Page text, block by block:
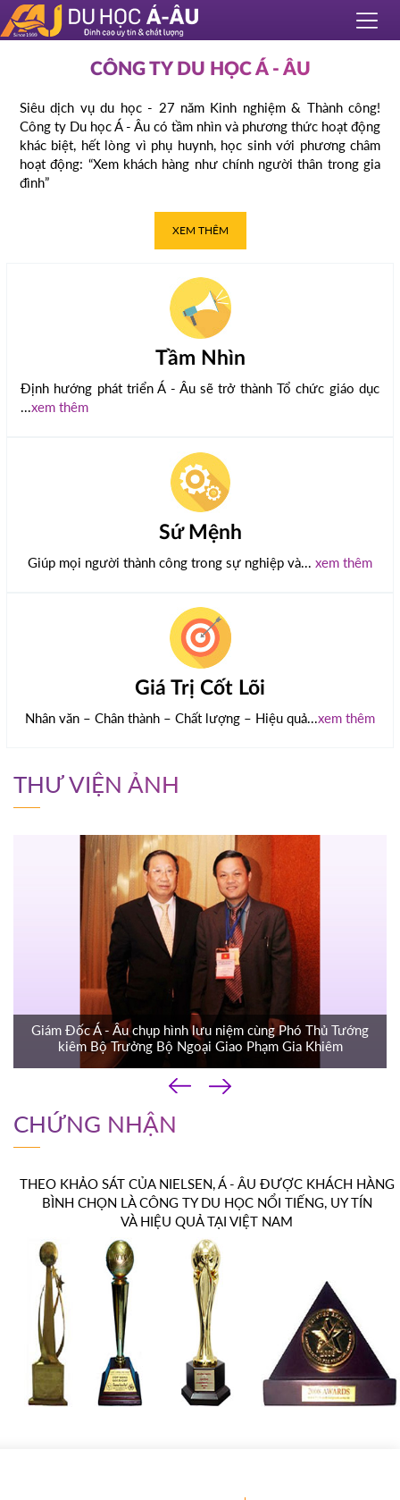
CÔNG TY DU HỌC Á - ÂU
Siêu dịch vụ du học - 27 năm Kinh nghiệm & Thành công!
Công ty Du học Á - Âu có tầm nhìn và phương thức hoạt động
khác biệt, hết lòng vì phụ huynh, học sinh với phương châm
hoạt động: “Xem khách hàng như chính người thân trong gia
đình”
XEM THÊM
Tầm Nhìn
Định hướng phát triển Á - Âu sẽ trở thành Tổ chức giáo dục
...xem thêm
Sứ Mệnh
Giúp mọi người thành công trong sự nghiệp và... xem thêm
Giá Trị Cốt Lõi
Nhân văn – Chân thành – Chất lượng – Hiệu quả...xem thêm
THƯ VIỆN ẢNH
Giám Đốc Á - Âu chụp hình lưu niệm cùng Phó Thủ Tướng
kiêm Bộ Trưởng Bộ Ngoại Giao Phạm Gia Khiêm
‹
›
CHỨNG NHẬN
THEO KHẢO SÁT CỦA NIELSEN, Á - ÂU ĐƯỢC KHÁCH HÀNG
BÌNH CHỌN LÀ CÔNG TY DU HỌC NỔI TIẾNG, UY TÍN
VÀ HIỆU QUẢ TẠI VIỆT NAM